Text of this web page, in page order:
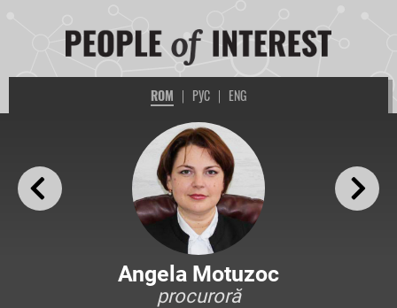
ROM | РУС | ENG
Angela Motuzoc
procuroră